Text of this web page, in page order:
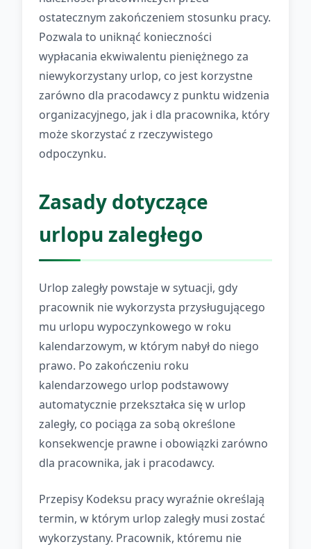
ostatecznym zakończeniem stosunku pracy.
Pozwala to uniknąć konieczności
wypłacania ekwiwalentu pieniężnego za
niewykorzystany urlop, co jest korzystne
zarówno dla pracodawcy z punktu widzenia
organizacyjnego, jak i dla pracownika, który
może skorzystać z rzeczywistego
odpoczynku.
Zasady dotyczące
urlopu zaległego
Urlop zaległy powstaje w sytuacji, gdy
pracownik nie wykorzysta przysługującego
mu urlopu wypoczynkowego w roku
kalendarzowym, w którym nabył do niego
prawo. Po zakończeniu roku
kalendarzowego urlop podstawowy
automatycznie przekształca się w urlop
zaległy, co pociąga za sobą określone
konsekwencje prawne i obowiązki zarówno
dla pracownika, jak i pracodawcy.
Przepisy Kodeksu pracy wyraźnie określają
termin, w którym urlop zaległy musi zostać
wykorzystany. Pracownik, któremu nie